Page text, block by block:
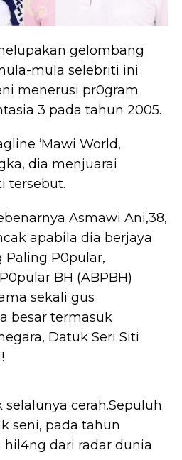
gelombang
mula selebriti ini
menerusi pr0gram
3 pada tahun 2005.
‘Mawi World,
dia menjuarai
tersebut.
Asmawi Ani,38,
apabila dia berjaya
Paling P0pular,
BH (ABPBH)
sekali gus
besar termasuk
Datuk Seri Siti
cerah.Sepuluh
seni, pada tahun
hil4ng dari radar dunia